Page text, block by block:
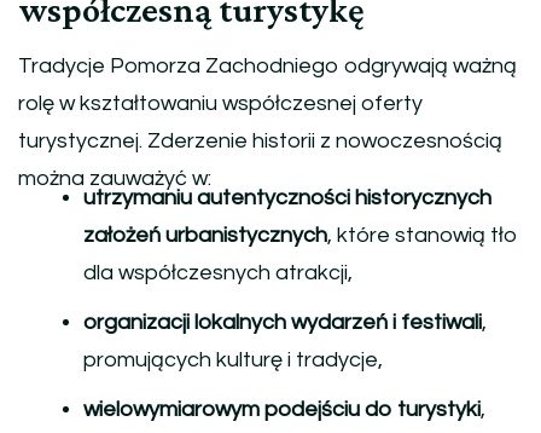
współczesną turystykę
Tradycje Pomorza Zachodniego odgrywają ważną
rolę w kształtowaniu współczesnej oferty
turystycznej. Zderzenie historii z nowoczesnością
można zauważyć w:
utrzymaniu autentyczności historycznych
założeń urbanistycznych, które stanowią tło
dla współczesnych atrakcji,
organizacji lokalnych wydarzeń i festiwali,
promujących kulturę i tradycje,
wielowymiarowym podejściu do turystyki,